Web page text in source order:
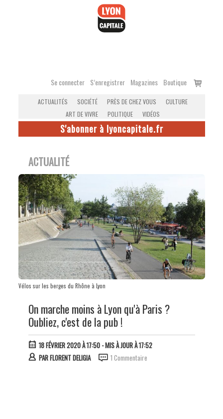
Se connecter S’enregistrer Magazines Boutique
Voir
ACTUALITÉS SOCIÉTÉ PRÈS DE CHEZ VOUS
CULTURE
ART DE VIVRE
POLITIQUE VIDÉOS
S'abonner à lyoncapitale.fr
ACTUALITÉ
Vélos sur les berges du Rhône à Lyon
On marche moins à Lyon qu'à Paris ?
Oubliez, c'est de la pub !
18 FÉVRIER 2020 À 17:50- MIS À JOUR À 17:52
PARFLORENT DELIGIA 1 Commentaire